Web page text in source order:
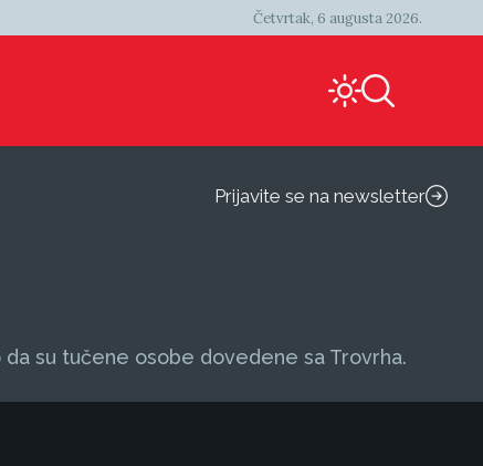
Četvrtak, 6 augusta 2026.
Prijavite se na newsletter
su tučene osobe dovedene sa Trovrha.